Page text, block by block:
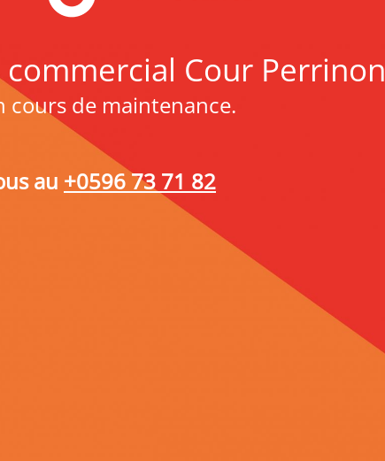
Cour Perrinon
cours de maintenance.
au +0596 73 71 82